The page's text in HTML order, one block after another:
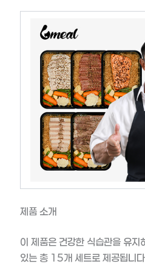
제품 소개
이 제품은 건강한 식습관을 유
있는 총 15개 세트로 제공됩니